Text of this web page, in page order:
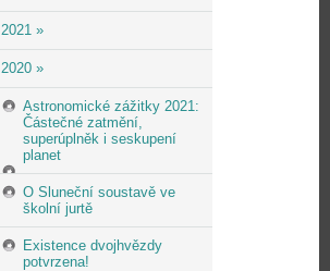
2021 »
2020 »
Astronomické zážitky 2021:
Částečné zatmění,
superúplněk i seskupení
planet
O Sluneční soustavě ve
školní jurtě
Existence dvojhvězdy
potvrzena!